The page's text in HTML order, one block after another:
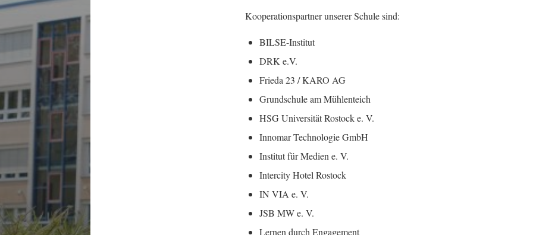
Kooperationspartner unserer Schule sind:
BILSE-Institut
DRK e.V.
Frieda 23 / KARO AG
Grundschule am Mühlenteich
HSG Universität Rostock e. V.
Innomar Technologie GmbH
Institut für Medien e. V.
Intercity Hotel Rostock
IN VIA e. V.
JSB MW e. V.
Lernen durch Engagement